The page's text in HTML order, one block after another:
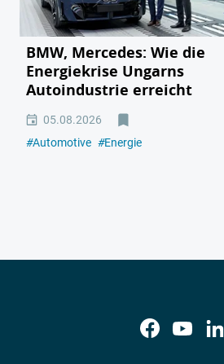
BMW, Mercedes: Wie die
Energiekrise Ungarns
Autoindustrie erreicht
05.08.2026
#Automotive #Energie